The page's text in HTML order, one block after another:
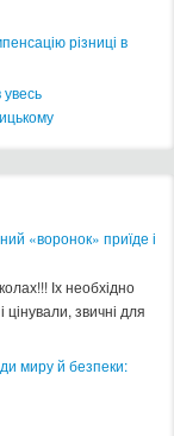
різниці в
увесь
«воронок» приїде і
Іх необхідно
звичні для
миру й безпеки: